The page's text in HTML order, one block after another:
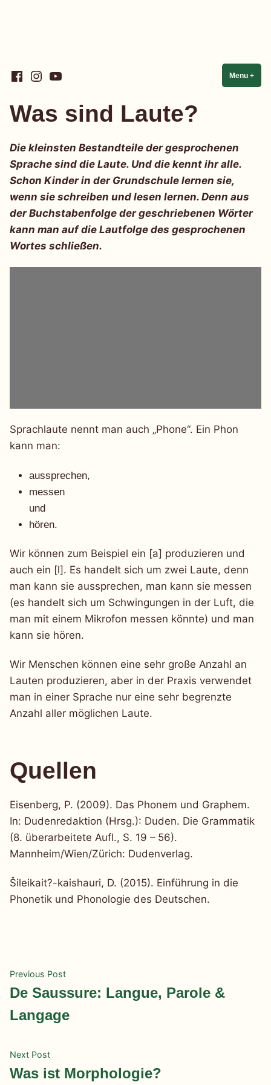
Linguistik einfach einfach Menu +
Facebook
Instagram
YouTube
Was sind Laute?
Die kleinsten Bestandteile der gesprochenen
Sprache sind die Laute. Und die kennt ihr alle.
Schon Kinder in der Grundschule lernen sie,
wenn sie schreiben und lesen lernen. Denn aus
der Buchstabenfolge der geschriebenen Wörter
kann man auf die Lautfolge des gesprochenen
Wortes schließen.
Sprachlaute nennt man auch „Phone“. Ein Phon
kann man:
aussprechen,
messen
und
hören.
Wir können zum Beispiel ein [a] produzieren und
auch ein [l]. Es handelt sich um zwei Laute, denn
man kann sie aussprechen, man kann sie messen
(es handelt sich um Schwingungen in der Luft, die
man mit einem Mikrofon messen könnte) und man
kann sie hören.
Wir Menschen können eine sehr große Anzahl an
Lauten produzieren, aber in der Praxis verwendet
man in einer Sprache nur eine sehr begrenzte
Anzahl aller möglichen Laute.
Quellen
Eisenberg, P. (2009). Das Phonem und Graphem.
In: Dudenredaktion (Hrsg.): Duden. Die Grammatik
(8. überarbeitete Aufl., S. 19 – 56).
Mannheim/Wien/Zürich: Dudenverlag.
Šileikait?-kaishauri, D. (2015). Einführung in die
Phonetik und Phonologie des Deutschen.
Beitragsnavigation
Previous PostPrevious
post:
De Saussure: Langue, Parole &
Langage
Next PostNext
post:
Was ist Morphologie?